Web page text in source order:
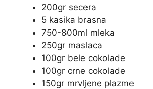
200gr secera
5 kasika brasna
750-800ml mleka
250gr maslaca
100gr bele cokolade
100gr crne cokolade
150gr mrvljene plazme